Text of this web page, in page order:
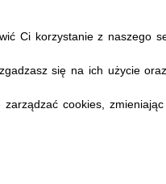
Ci korzystanie z naszego
się na ich użycie
cookies,